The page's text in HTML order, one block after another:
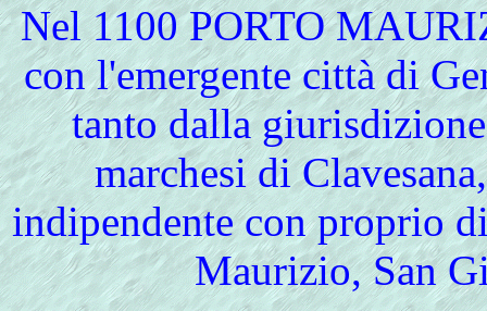
Nel1100 PORTO
con l'emergente città di
tanto dalla
marchesi di
indipendente con proprio
Maurizio, San